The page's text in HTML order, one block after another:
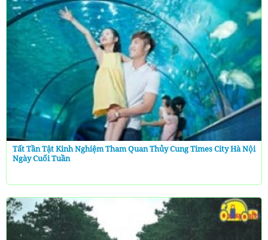
Tất Tần Tật Kinh Nghiệm Tham Quan Thủy Cung Times City Hà Nội
Ngày Cuối Tuần